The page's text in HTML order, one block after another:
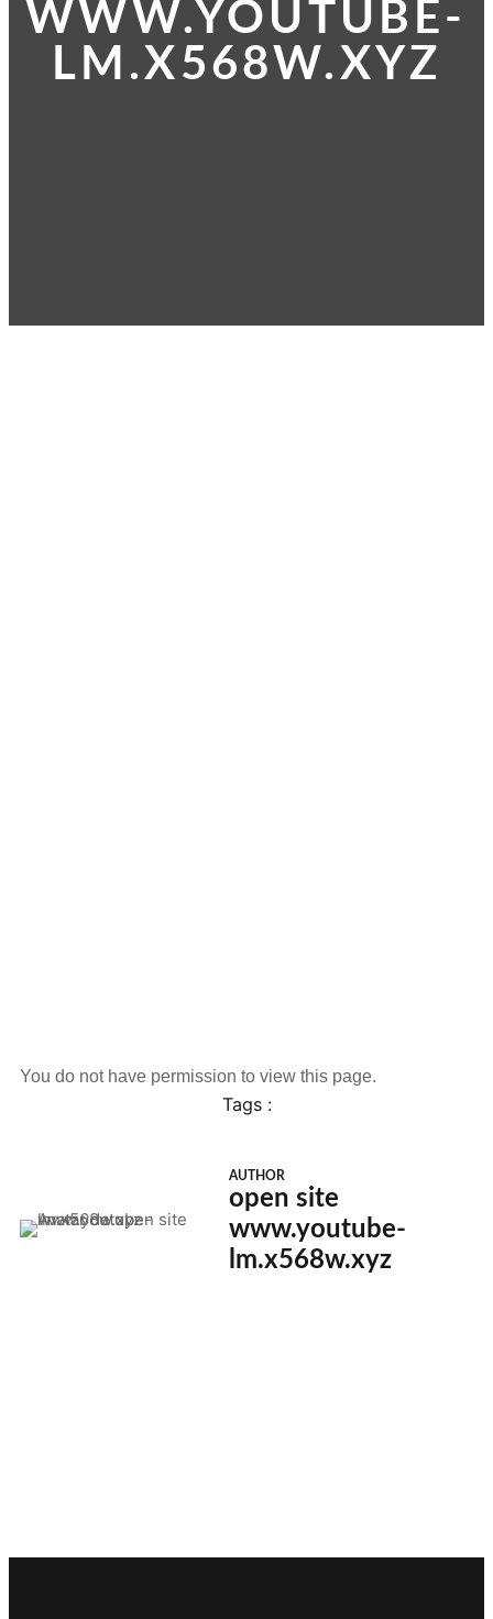
WWW.YOUTUBE-
LM.X568W.XYZ
You do not have permission to view this page.
Tags :
AUTHOR
open site
www.youtube-
lm.x568w.xyz